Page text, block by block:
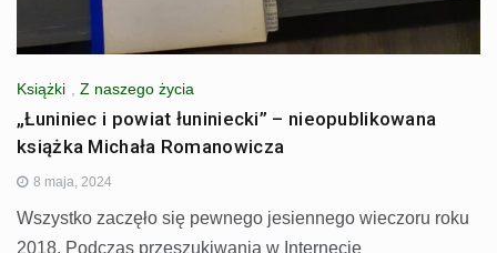
Książki , Z naszego życia
„Łuniniec i powiat łuniniecki” – nieopublikowana
książka Michała Romanowicza
8 maja, 2024
Wszystko zaczęło się pewnego jesiennego wieczoru roku
2018. Podczas przeszukiwania w Internecie